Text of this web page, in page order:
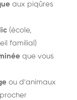
aux piqûres
(école,
familial)
que vous
ou d'animaux